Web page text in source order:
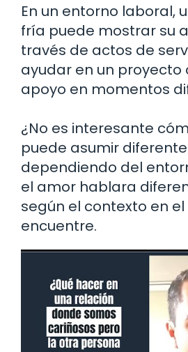
En un entorno laboral,
fría puede mostrar su
través de actos de
ayudar en un proyecto
apoyo en momentos
¿No es interesante
puede asumir
dependiendo del
el amor hablara
según el contexto en el
encuentre.